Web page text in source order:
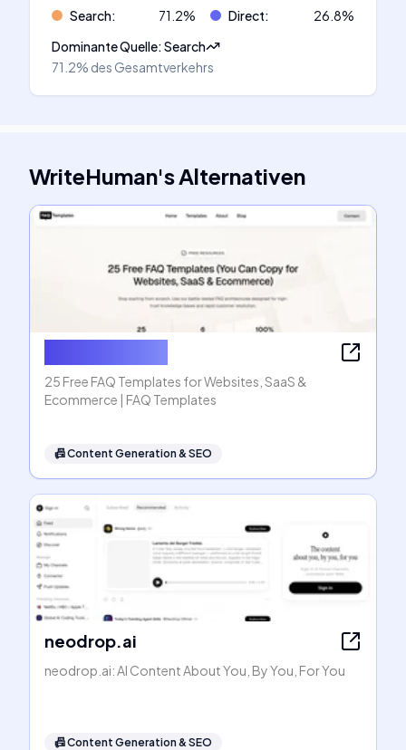
Search: 71.2% Direct: 26.8%
Dominante Quelle:Search
71.2% des Gesamtverkehrs
WriteHuman'sAlternativen
25 Free FAQ Templates for Websites, SaaS &
Ecommerce | FAQ Templates
📠Content Generation & SEO
neodrop.ai
neodrop.ai: AI Content About You, By You, For You
📠Content Generation & SEO